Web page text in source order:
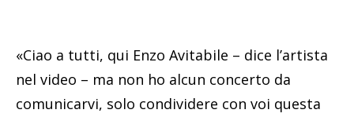
«Ciao a tutti, qui Enzo Avitabile – dice l’artista
nel video – ma non ho alcun concerto da
comunicarvi, solo condividere con voi questa